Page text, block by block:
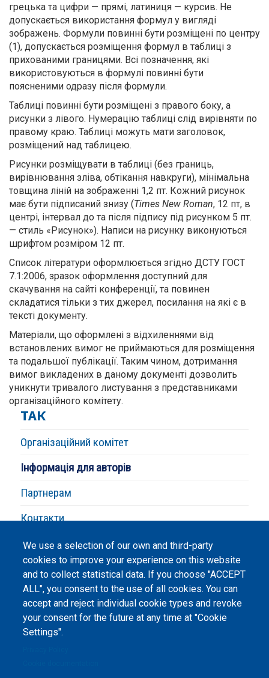
грецька та цифри — прямі, латиниця — курсив. Не
допускається використання формул у вигляді
зображень. Формули повинні бути розміщені по центру
(1), допускається розміщення формул в таблиці з
прихованими границями. Всі позначення, які
використовуються в формулі повинні бути
поясненими одразу після формули.
Таблиці повинні бути розміщені з правого боку, а
рисунки з лівого. Нумерацію таблиці слід вирівняти по
правому краю. Таблиці можуть мати заголовок,
розміщений над таблицею.
Рисунки розміщувати в таблиці (без границь,
вирівнювання зліва, обтікання навкруги), мінімальна
товщина ліній на зображенні 1,2 пт. Кожний рисунок
має бути підписаний знизу (Times New Roman, 12 пт, в
центрі, інтервал до та після підпису під рисунком 5 пт.
— стиль «Рисунок»). Написи на рисунку виконуються
шрифтом розміром 12 пт.
Список літератури оформлюється згідно ДСТУ ГОСТ
7.1:2006, зразок оформлення доступний для
скачування на сайті конференції, та повинен
складатися тільки з тих джерел, посилання на які є в
тексті документу.
Матеріали, що оформлені з відхиленнями від
встановлених вимог не приймаються для розміщення
та подальшої публікації. Таким чином, дотримання
вимог викладених в даному документі дозволить
уникнути тривалого листування з представниками
організаційного комітету.
ТАК
Організаційний комітет
Інформація для авторів
Партнерам
Контакти
We use a selection of our own and third-party
cookies to improve your experience on this website
and to collect statistical data. If you choose "ACCEPT
ALL", you consent to the use of all cookies. You can
accept and reject individual cookie types and revoke
your consent for the future at any time at "Cookie
Settings".
Peers International, the open peer review platfrom,
2023-2026. |Cookie Settings.
The website content is published under